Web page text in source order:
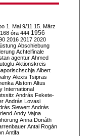
1. Mai 9/11 15. März
168 óra 444 1956
2016 2017 2020
Abschiebung
Achtelfinale
agentur Ahmed
Aktionskreis
Albert
Alexis Tsipras
Alstom Altus
International
András Fekete-
András Lovasi
Siewert András
Andy Vajna
Anna Donáth
Antal Rogán
Antifa